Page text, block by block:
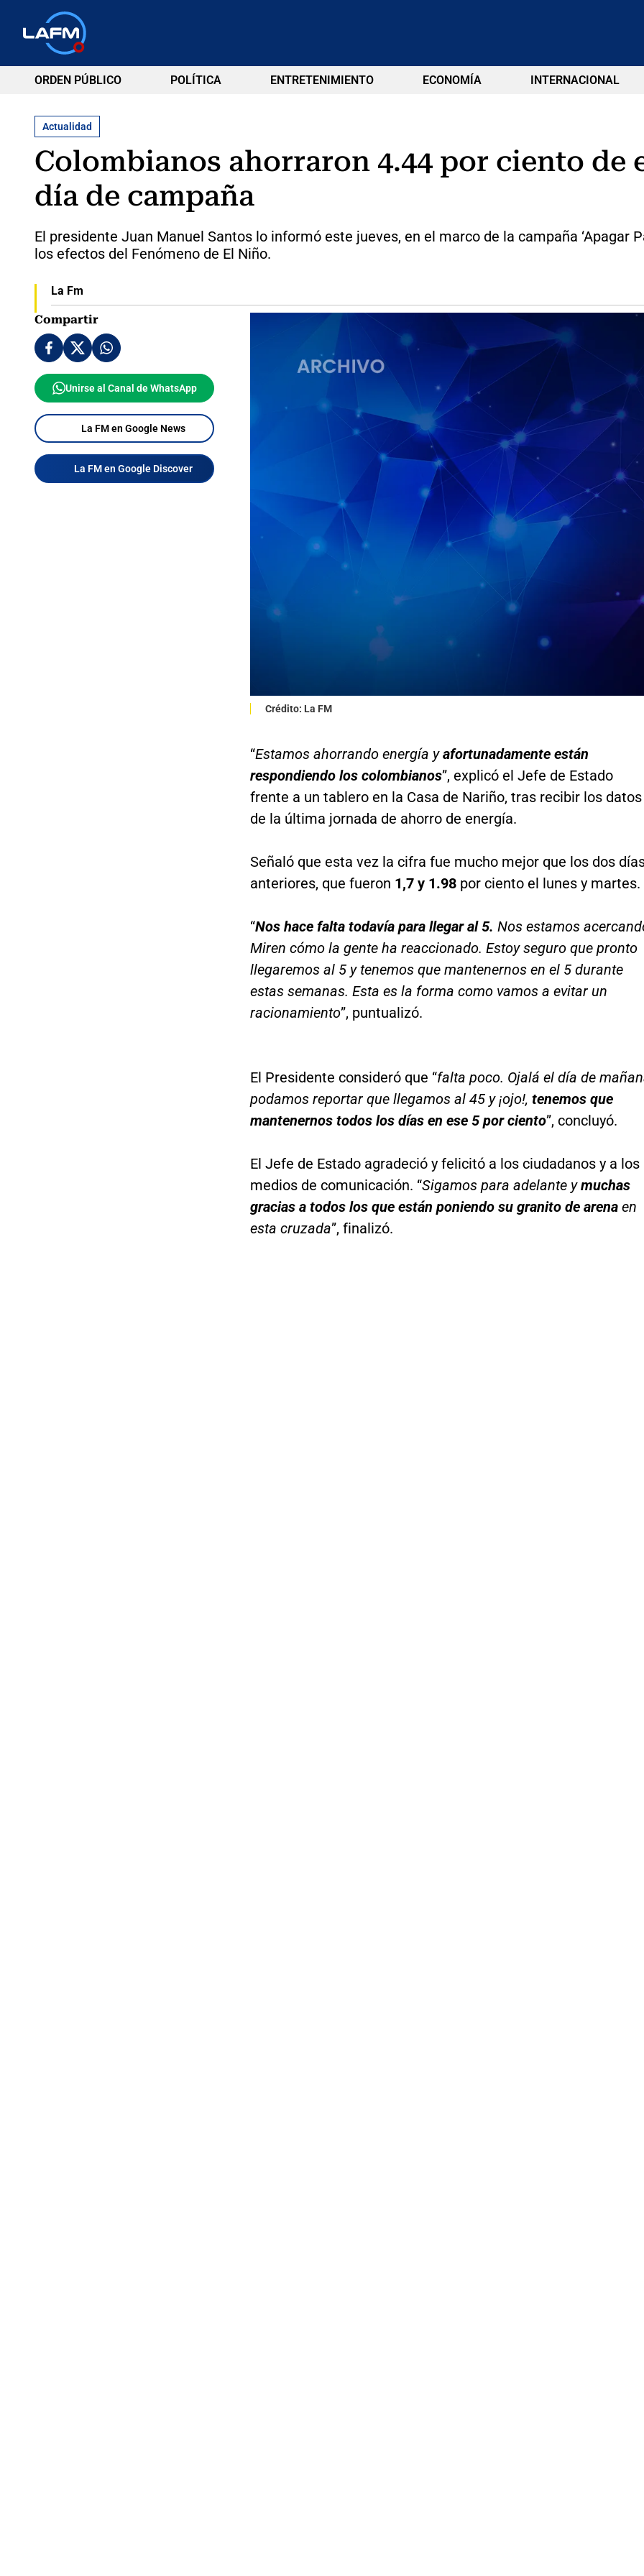
ORDEN PÚBLICO POLÍTICA ENTRETENIMIENTO ECONOMÍA INTERNACIONAL
Actualidad
Colombianos ahorraron 4.44 por ciento de
día de campaña
El presidente Juan Manuel Santos lo informó este jueves, en el marco de la campaña ‘Apagar
los efectos del Fenómeno de El Niño.
La Fm
Compartir
Unirse al Canal de WhatsApp
La FM en Google News
La FM en Google Discover
Crédito: La FM
“Estamos ahorrando energía yafortunadamente están
respondiendo los colombianos”, explicó el Jefe de Estado
frente a un tablero en la Casa de Nariño, tras recibir los datos
de la última jornada de ahorro de energía.
Señaló que esta vez la cifra fue mucho mejor que los dos
anteriores, que fueron 1,7 y 1.98por ciento el lunes y martes.
“Nos hace falta todavía para llegar al 5. Nos estamos
Miren cómo la gente ha reaccionado. Estoy seguro que pronto
llegaremos al 5 y tenemos que mantenernos en el 5 durante
estas semanas. Esta es la forma como vamos a evitar un
racionamiento”, puntualizó.
El Presidente consideró que “falta poco. Ojalá el día de
podamos reportar que llegamos al 45 y ¡ojo!, tenemos que
mantenernos todos los días en ese 5 por ciento”, concluyó.
El Jefe de Estado agradeció y felicitó a los ciudadanos y a los
medios de comunicación. “Sigamos para adelante ymuchas
gracias a todos los que están poniendo su granito de arenaen
esta cruzada”, finalizó.